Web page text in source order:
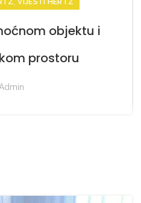
objektu i
prostoru